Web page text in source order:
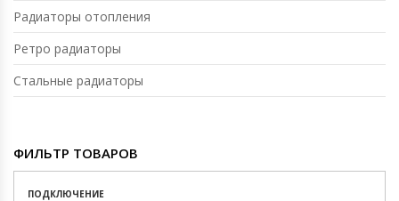
Радиаторы отопления
Ретро радиаторы
Стальные радиаторы
ФИЛЬТР ТОВАРОВ
ПОДКЛЮЧЕНИЕ